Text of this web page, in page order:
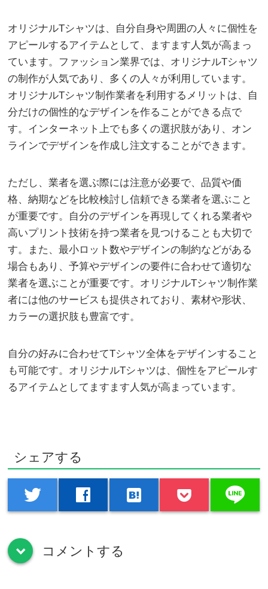
オリジナルTシャツは、自分自身や周囲の人々に個性を
アピールするアイテムとして、ますます人気が高まっ
ています。ファッション業界では、オリジナルTシャツ
の制作が人気であり、多くの人々が利用しています。
オリジナルTシャツ制作業者を利用するメリットは、自
分だけの個性的なデザインを作ることができる点で
す。インターネット上でも多くの選択肢があり、オン
ラインでデザインを作成し注文することができます。
ただし、業者を選ぶ際には注意が必要で、品質や価
格、納期などを比較検討し信頼できる業者を選ぶこと
が重要です。自分のデザインを再現してくれる業者や
高いプリント技術を持つ業者を見つけることも大切で
す。また、最小ロット数やデザインの制約などがある
場合もあり、予算やデザインの要件に合わせて適切な
業者を選ぶことが重要です。オリジナルTシャツ制作業
者には他のサービスも提供されており、素材や形状、
カラーの選択肢も豊富です。
自分の好みに合わせてTシャツ全体をデザインすること
も可能です。オリジナルTシャツは、個性をアピールす
るアイテムとしてますます人気が高まっています。
シェアする
twitter facebook hatenabookmark line
down コメントする